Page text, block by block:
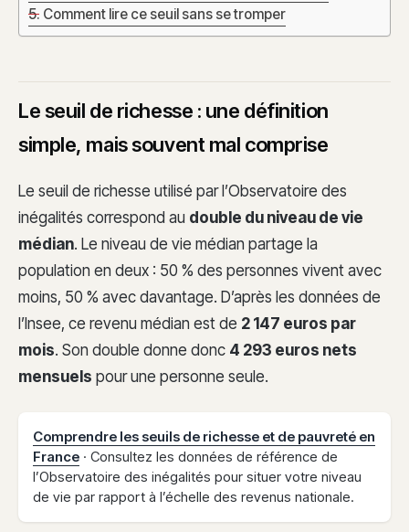
Comment lire ce seuil sans se tromper
Le seuil de richesse : une définition
simple, mais souvent mal comprise
Le seuil de richesse utilisé par l’Observatoire des
inégalités correspond au double du niveau de vie
médian. Le niveau de vie médian partage la
population en deux : 50 % des personnes vivent avec
moins, 50 % avec davantage. D’après les données de
l’Insee, ce revenu médian est de 2 147 euros par
mois. Son double donne donc 4 293 euros nets
mensuels pour une personne seule.
Comprendre les seuils de richesse et de pauvreté en
France · Consultez les données de référence de
l’Observatoire des inégalités pour situer votre niveau
de vie par rapport à l’échelle des revenus nationale.